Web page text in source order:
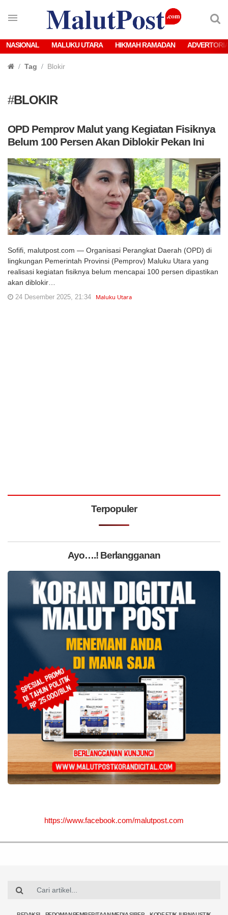
NASIONAL MALUKU UTARA HIKMAH RAMADAN
Tag Blokir
#BLOKIR
OPD Pemprov Malut yang Kegiatan Fisiknya
Belum 100 Persen Akan Diblokir Pekan Ini
Sofifi, malutpost.com — Organisasi Perangkat Daerah (OPD) di
lingkungan Pemerintah Provinsi (Pemprov) Maluku Utara yang
realisasi kegiatan fisiknya belum mencapai 100 persen dipastikan
akan diblokir…
24 Desember 2025, 21:34 Maluku Utara
Terpopuler
Ayo….! Berlangganan
https://www.facebook.com/malutpost.com